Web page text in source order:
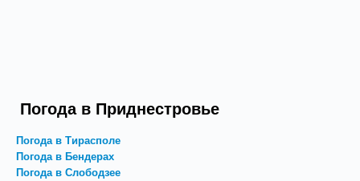
Погода в Приднестровье
Погода в Тирасполе
Погода в Бендерах
Погода в Слободзее